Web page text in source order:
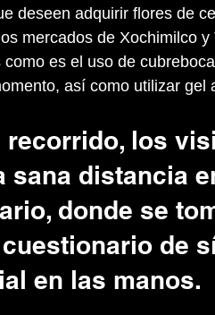
deseen adquirir flores de
mercados de Xochimilco
es el uso de
así como utilizar gel
recorrido, los
sana distancia
donde se
de
en las manos.